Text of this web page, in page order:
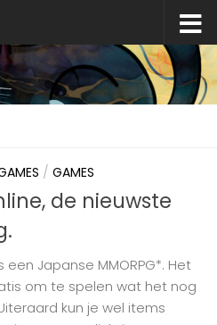
/ GAMES
de nieuwste
een Japanse MMORPG*. Het
om te spelen wat het nog
kun je wel items